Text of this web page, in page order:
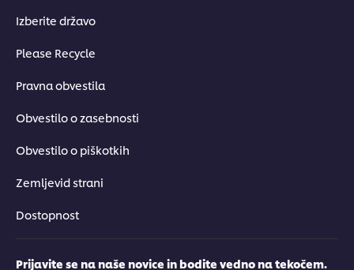
Izberite državo
Please Recycle
Pravna obvestila
Obvestilo o zasebnosti
Obvestilo o piškotkih
Zemljevid strani
Dostopnost
Prijavite se na naše novice in bodite vedno na tekočem.